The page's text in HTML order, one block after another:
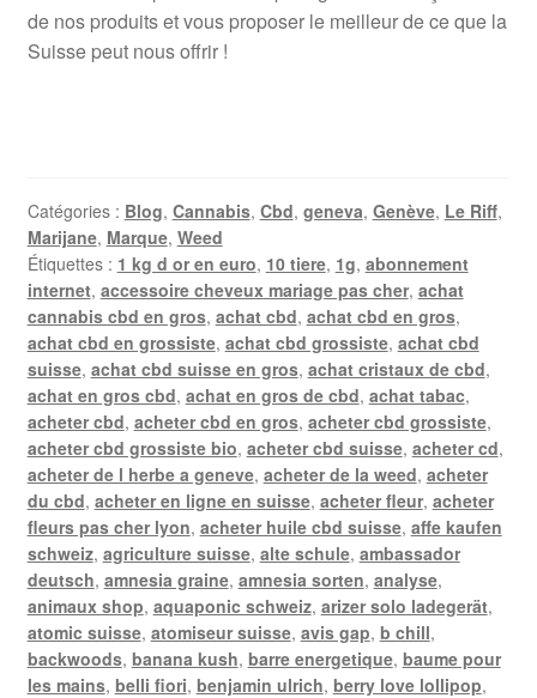
de nos produits et vous proposer le meilleur de ce que la
Suisse peut nous offrir !
Catégories : Blog, Cannabis, Cbd, geneva, Genève, Le Riff,
Marijane, Marque, Weed
Étiquettes : 1 kg d or en euro, 10 tiere, 1g, abonnement
internet, accessoire cheveux mariage pas cher, achat
cannabis cbd en gros, achat cbd, achat cbd en gros,
achat cbd en grossiste, achat cbd grossiste, achat cbd
suisse, achat cbd suisse en gros, achat cristaux de cbd,
achat en gros cbd, achat en gros de cbd, achat tabac,
acheter cbd, acheter cbd en gros, acheter cbd grossiste,
acheter cbd grossiste bio, acheter cbd suisse, acheter cd,
acheter de l herbe a geneve, acheter de la weed, acheter
du cbd, acheter en ligne en suisse, acheter fleur, acheter
fleurs pas cher lyon, acheter huile cbd suisse, affe kaufen
schweiz, agriculture suisse, alte schule, ambassador
deutsch, amnesia graine, amnesia sorten, analyse,
animaux shop, aquaponic schweiz, arizer solo ladegerät,
atomic suisse, atomiseur suisse, avis gap, b chill,
backwoods, banana kush, barre energetique, baume pour
les mains, belli fiori, benjamin ulrich, berry love lollipop,